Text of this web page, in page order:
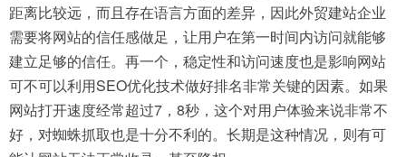
距离比较远，而且存在语言方面的差异，因此外贸建站企业
需要将网站的信任感做足，让用户在第一时间内访问就能够
建立足够的信任。再一个，稳定性和访问速度也是影响网站
可不可以利用SEO优化技术做好排名非常关键的因素。如果
网站打开速度经常超过7，8秒，这个对用户体验来说非常不
好，对蜘蛛抓取也是十分不利的。长期是这种情况，则有可